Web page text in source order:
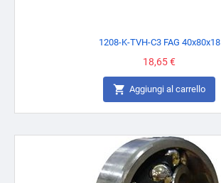
1208-K-TVH-C3 FAG 40x80x18
Prezzo
18,65 €
 Aggiungi al carrello